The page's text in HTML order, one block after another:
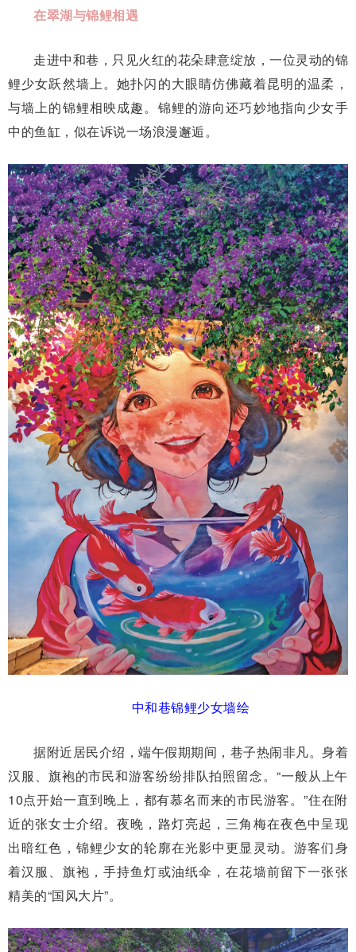
在翠湖与锦鲤相遇
走进中和巷，只见火红的花朵肆意绽放，一位灵动的锦
鲤少女跃然墙上。她扑闪的大眼睛仿佛藏着昆明的温柔，
与墙上的锦鲤相映成趣。锦鲤的游向还巧妙地指向少女手
中的鱼缸，似在诉说一场浪漫邂逅。
中和巷锦鲤少女墙绘
据附近居民介绍，端午假期期间，巷子热闹非凡。身着
汉服、旗袍的市民和游客纷纷排队拍照留念。“一般从上午
10点开始一直到晚上，都有慕名而来的市民游客。”住在附
近的张女士介绍。夜晚，路灯亮起，三角梅在夜色中呈现
出暗红色，锦鲤少女的轮廓在光影中更显灵动。游客们身
着汉服、旗袍，手持鱼灯或油纸伞，在花墙前留下一张张
精美的“国风大片”。